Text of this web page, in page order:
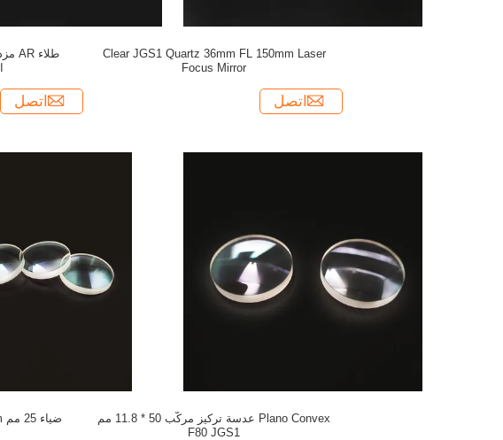
اتصل
Clear JGS1 Quartz 36mm FL 150mm Laser
Focus Mirror
اتصل
Plano Convex عدسة تركيز مركّب 50 * 11.8 مم
F80 JGS1